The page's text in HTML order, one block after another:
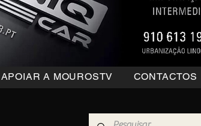
APOIAR A MOUROSTV CONTACTOS